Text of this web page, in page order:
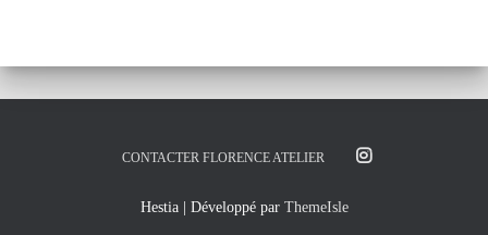
CONTACTER FLORENCE ATELIER
Hestia | Développé par ThemeIsle